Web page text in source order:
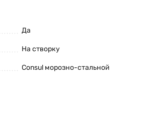
Да
На створку
Consul морозно-стальной